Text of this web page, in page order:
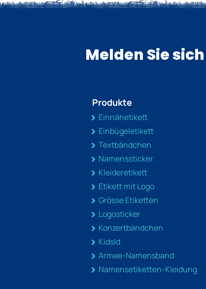
Melden Sie
Produkte
Einnähetikett
Einbügeletikett
Textbändchen
Namenssticker
Kleideretikett
Etikett mit Logo
Grösse Etiketten
Logosticker
Konzertbändchen
KidsId
Armee-Namensband
Namensetiketten-Kleidung